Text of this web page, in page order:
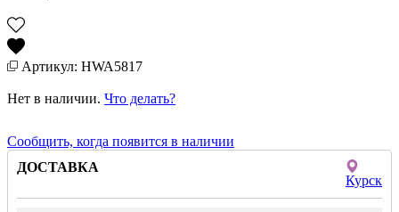
Артикул: HWA5817
Нет в наличии. Что делать?
Сообщить, когда появится в наличии
ДОСТАВКА
Курск